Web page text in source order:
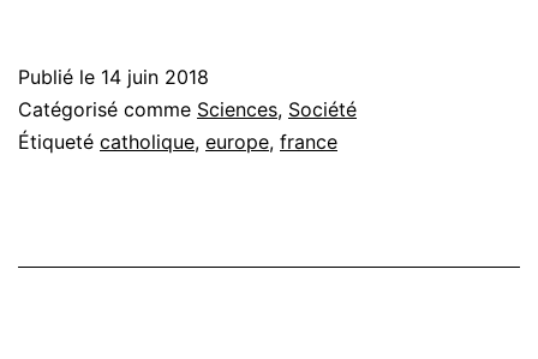
Publié le 14 juin 2018
Catégorisé comme Sciences, Société
Étiqueté catholique, europe, france